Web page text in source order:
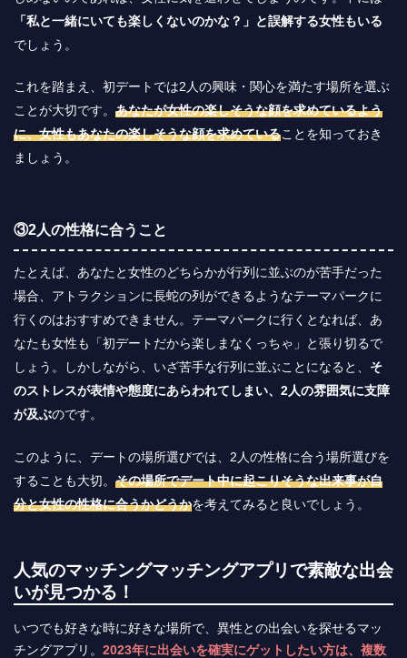
「私と一緒にいても楽しくないのかな？」と誤解する女性もいる
でしょう。
これを踏まえ、初デートでは2人の興味・関心を満たす場所を選ぶ
ことが大切です。 あなたが女性の楽しそうな顔を求めているよう
に、女性もあなたの楽しそうな顔を求めていることを知っておき
ましょう。
③2人の性格に合うこと
たとえば、あなたと女性のどちらかが行列に並ぶのが苦手だった
場合、アトラクションに長蛇の列ができるようなテーマパークに
行くのはおすすめできません。テーマパークに行くとなれば、あ
なたも女性も「初デートだから楽しまなくっちゃ」と張り切るで
しょう。しかしながら、いざ苦手な行列に並ぶことになると、 そ
のストレスが表情や態度にあらわれてしまい、2人の雰囲気に支障
が及ぶのです。
このように、デートの場所選びでは、2人の性格に合う場所選びを
することも大切。 その場所でデート中に起こりそうな出来事が自
分と女性の性格に合うかどうかを考えてみると良いでしょう。
人気のマッチングマッチングアプリで素敵な出会
いが見つかる！
いつでも好きな時に好きな場所で、異性との出会いを探せるマッ
チングアプリ。 2023年に出会いを確実にゲットしたい方は、複数